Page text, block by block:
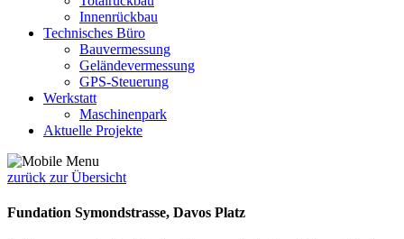
Innenrückbau
Technisches Büro
Bauvermessung
Geländevermessung
GPS-Steuerung
Werkstatt
Maschinenpark
Aktuelle Projekte
zurück zur Übersicht
Fundation Symondstrasse, Davos Platz